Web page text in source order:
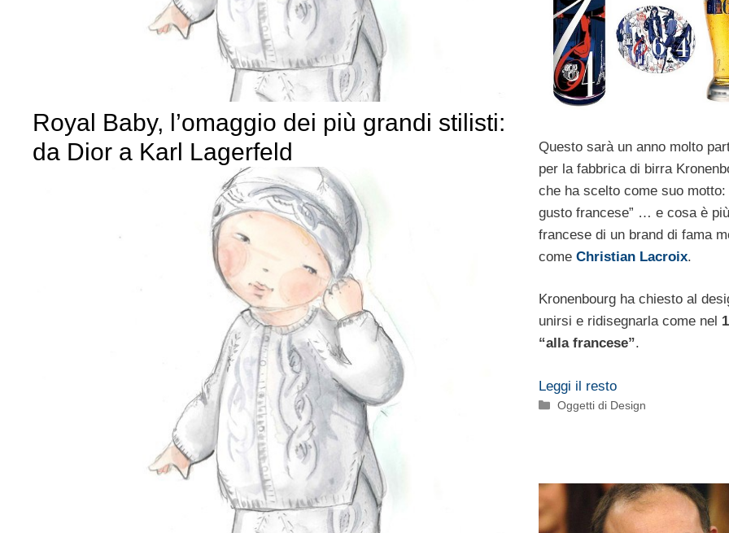
Royal Baby, l’omaggio dei più grandi stilisti:
da Dior a Karl Lagerfeld
Questo sarà un anno molto
per la fabbrica di birra
che ha scelto come suo motto:
gusto francese” … e cosa è più
francese di un brand di fama
come Christian Lacroix.
Kronenbourg ha chiesto al
unirsi e ridisegnarla come nel
“alla francese”.
Leggi il resto
Categorie
Oggetti di Design